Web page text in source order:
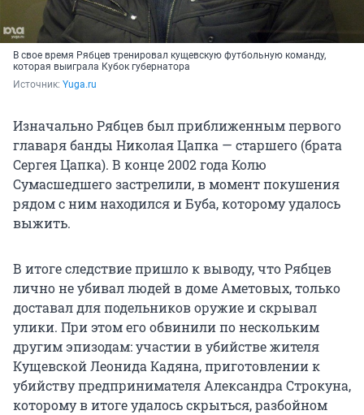
В свое время Рябцев тренировал кущевскую футбольную команду,
которая выиграла Кубок губернатора
Источник: Yuga.ru
Изначально Рябцев был приближенным первого
главаря банды Николая Цапка — старшего (брата
Сергея Цапка). В конце 2002 года Колю
Сумасшедшего застрелили, в момент покушения
рядом с ним находился и Буба, которому удалось
выжить.
В итоге следствие пришло к выводу, что Рябцев
лично не убивал людей в доме Аметовых, только
доставал для подельников оружие и скрывал
улики. При этом его обвинили по нескольким
другим эпизодам: участии в убийстве жителя
Кущевской Леонида Кадяна, приготовлении к
убийству предпринимателя Александра Строкуна,
которому в итоге удалось скрыться, разбойном